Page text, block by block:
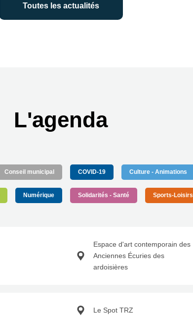
Toutes les actualités
L'agenda
Conseil municipal COVID-19 Culture - Animations
Numérique Solidarités - Santé Sports-Loisirs
Espace d'art contemporain des
Anciennes Écuries des
ardoisières
Le Spot TRZ